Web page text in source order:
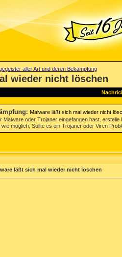
aller Art und deren Bekämpfung
wieder nicht löschen
: Malware läßt sich mal wieder nicht
oder Trojaner eingefangen hast,
möglich. Sollte es ein Trojaner oder Viren
läßt sich mal wieder nicht löschen